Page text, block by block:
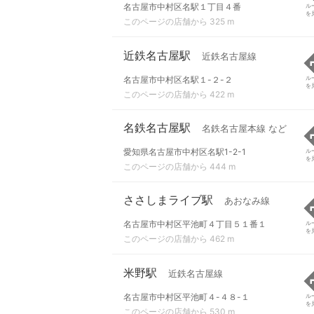
名古屋市中村区名駅１丁目４番
このページの店舗から 325 m
ル
を
近鉄名古屋駅 近鉄名古屋線
名古屋市中村区名駅１-２-２
このページの店舗から 422 m
ル
を
名鉄名古屋駅 名鉄名古屋本線 など
愛知県名古屋市中村区名駅1-2-1
このページの店舗から 444 m
ル
を
ささしまライブ駅 あおなみ線
名古屋市中村区平池町４丁目５１番１
このページの店舗から 462 m
ル
を
米野駅 近鉄名古屋線
名古屋市中村区平池町４-４８-１
このページの店舗から 530 m
ル
を